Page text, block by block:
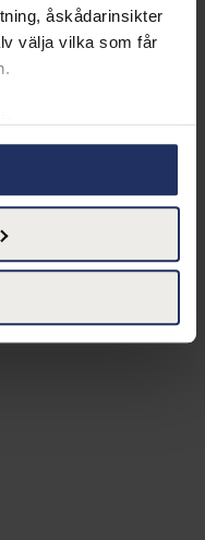
åskådarinsikter
välja vilka som får
upp till flera meter
att aktivt skanna den
uppgifter
i
när som